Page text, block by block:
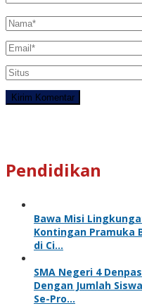
Pendidikan
Bawa Misi
Kontingan Pramuka
di Ci…
SMA Negeri 4
Dengan Jumlah
Se-Pro…